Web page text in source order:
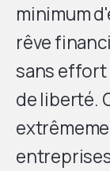
minimum
rêve
sans effort
de liberté.